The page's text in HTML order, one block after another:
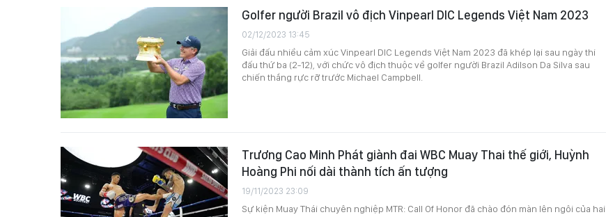
Golfer người Brazil vô địch Vinpearl DIC Legends Việt Nam 2023
02/12/2023 13:45
Giải đấu nhiều cảm xúc Vinpearl DIC Legends Việt Nam 2023 đã khép lại sau ngày thi
đấu thứ ba (2-12), với chức vô địch thuộc về golfer người Brazil Adilson Da Silva sau
chiến thắng rực rỡ trước Michael Campbell.
Trương Cao Minh Phát giành đai WBC Muay Thai thế giới, Huỳnh
Hoàng Phi nối dài thành tích ấn tượng
19/11/2023 23:09
Sự kiện Muay Thái chuyên nghiệp MTR: Call Of Honor đã chào đón màn lên ngôi của hai